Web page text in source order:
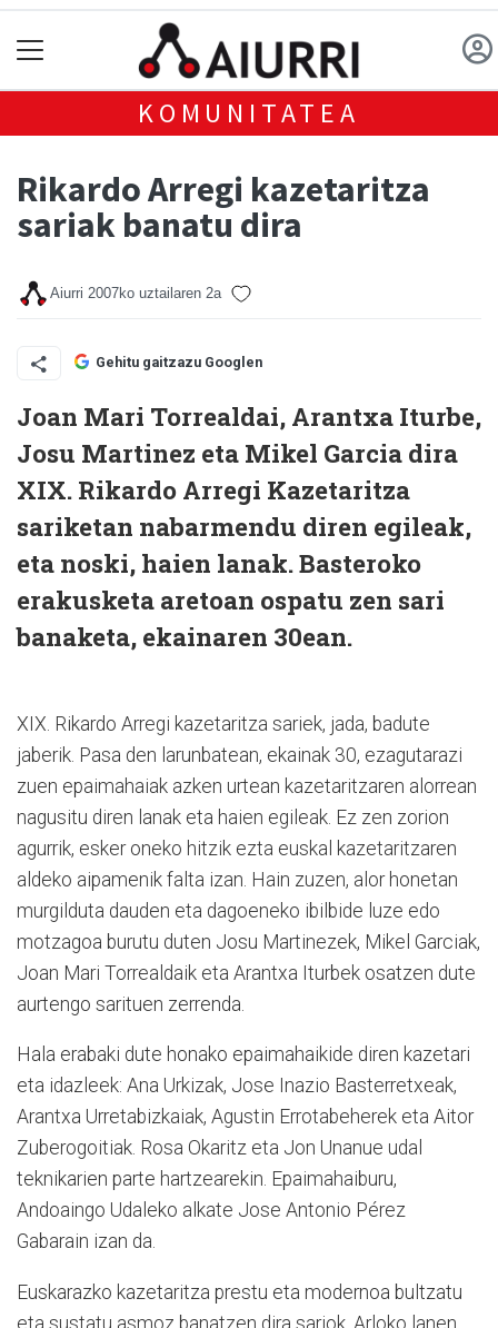
KOMUNITATEA
Rikardo Arregi kazetaritza
sariak banatu dira
Aiurri 2007ko uztailaren 2a
Gehitu gaitzazu Googlen
Joan Mari Torrealdai, Arantxa Iturbe,
Josu Martinez eta Mikel Garcia dira
XIX. Rikardo Arregi Kazetaritza
sariketan nabarmendu diren egileak,
eta noski, haien lanak. Basteroko
erakusketa aretoan ospatu zen sari
banaketa, ekainaren 30ean.
XIX. Rikardo Arregi kazetaritza sariek, jada, badute
jaberik. Pasa den larunbatean, ekainak 30, ezagutarazi
zuen epaimahaiak azken urtean kazetaritzaren alorrean
nagusitu diren lanak eta haien egileak. Ez zen zorion
agurrik, esker oneko hitzik ezta euskal kazetaritzaren
aldeko aipamenik falta izan. Hain zuzen, alor honetan
murgilduta dauden eta dagoeneko ibilbide luze edo
motzagoa burutu duten Josu Martinezek, Mikel Garciak,
Joan Mari Torrealdaik eta Arantxa Iturbek osatzen dute
aurtengo sarituen zerrenda.
Hala erabaki dute honako epaimahaikide diren kazetari
eta idazleek: Ana Urkizak, Jose Inazio Basterretxeak,
Arantxa Urretabizkaiak, Agustin Errotabeherek eta Aitor
Zuberogoitiak. Rosa Okaritz eta Jon Unanue udal
teknikarien parte hartzearekin. Epaimahaiburu,
Andoaingo Udaleko alkate Jose Antonio Pérez
Gabarain izan da.
Euskarazko kazetaritza prestu eta modernoa bultzatu
eta sustatu asmoz banatzen dira sariok. Arloko lanen